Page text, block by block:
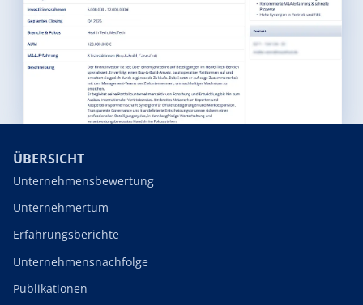
ÜBERSICHT
Unternehmensbewertung
Unternehmertum
Erfahrungsberichte
Unternehmensnachfolge
Publikationen